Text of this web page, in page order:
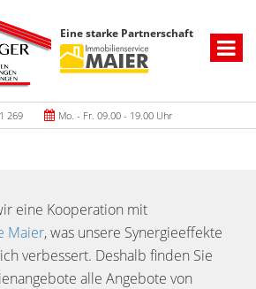
Eine starke Partnerschaft
269 Mo. - Fr. 09.00 - 19.00 Uhr
eine Kooperation mit
Maier, was unsere Synergieeffekte
verbessert. Deshalb finden Sie
alle Angebote von